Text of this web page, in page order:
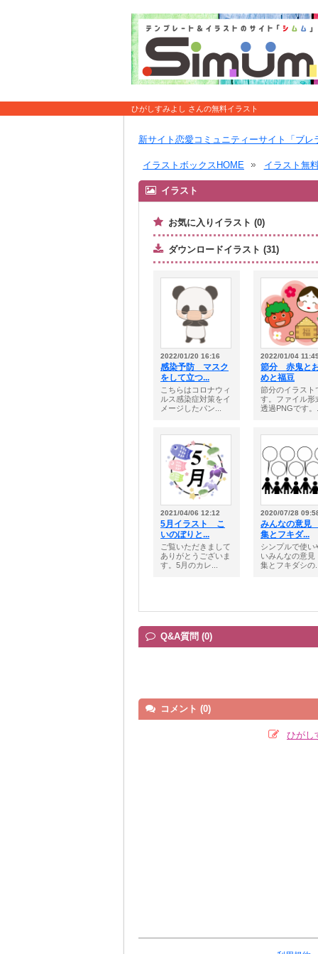
ひがしすみよし さんの無料イラスト
新サイト恋愛コミュニティーサイト「ブレ
イラストボックスHOME イラスト無
イラスト
お気に入りイラスト (0)
ダウンロードイラスト (31)
2022/01/20 16:16
感染予防 マスク
をして立つ...
こちらはコロナウィ
ルス感染症対策をイ
メージしたパン...
2022/01/04
節分 赤鬼と
めと福豆
節分のイラスト
す。ファイル形
透過PNGです。
2021/04/06 12:12
5月イラスト こ
いのぼりと...
ご覧いただきまして
ありがとうございま
す。5月のカレ...
2020/07/28
みんなの意
集とフキダ...
シンプルで使い
いみんなの意
集とフキダシの
Q&A質問 (0)
コメント (0)
ひがし